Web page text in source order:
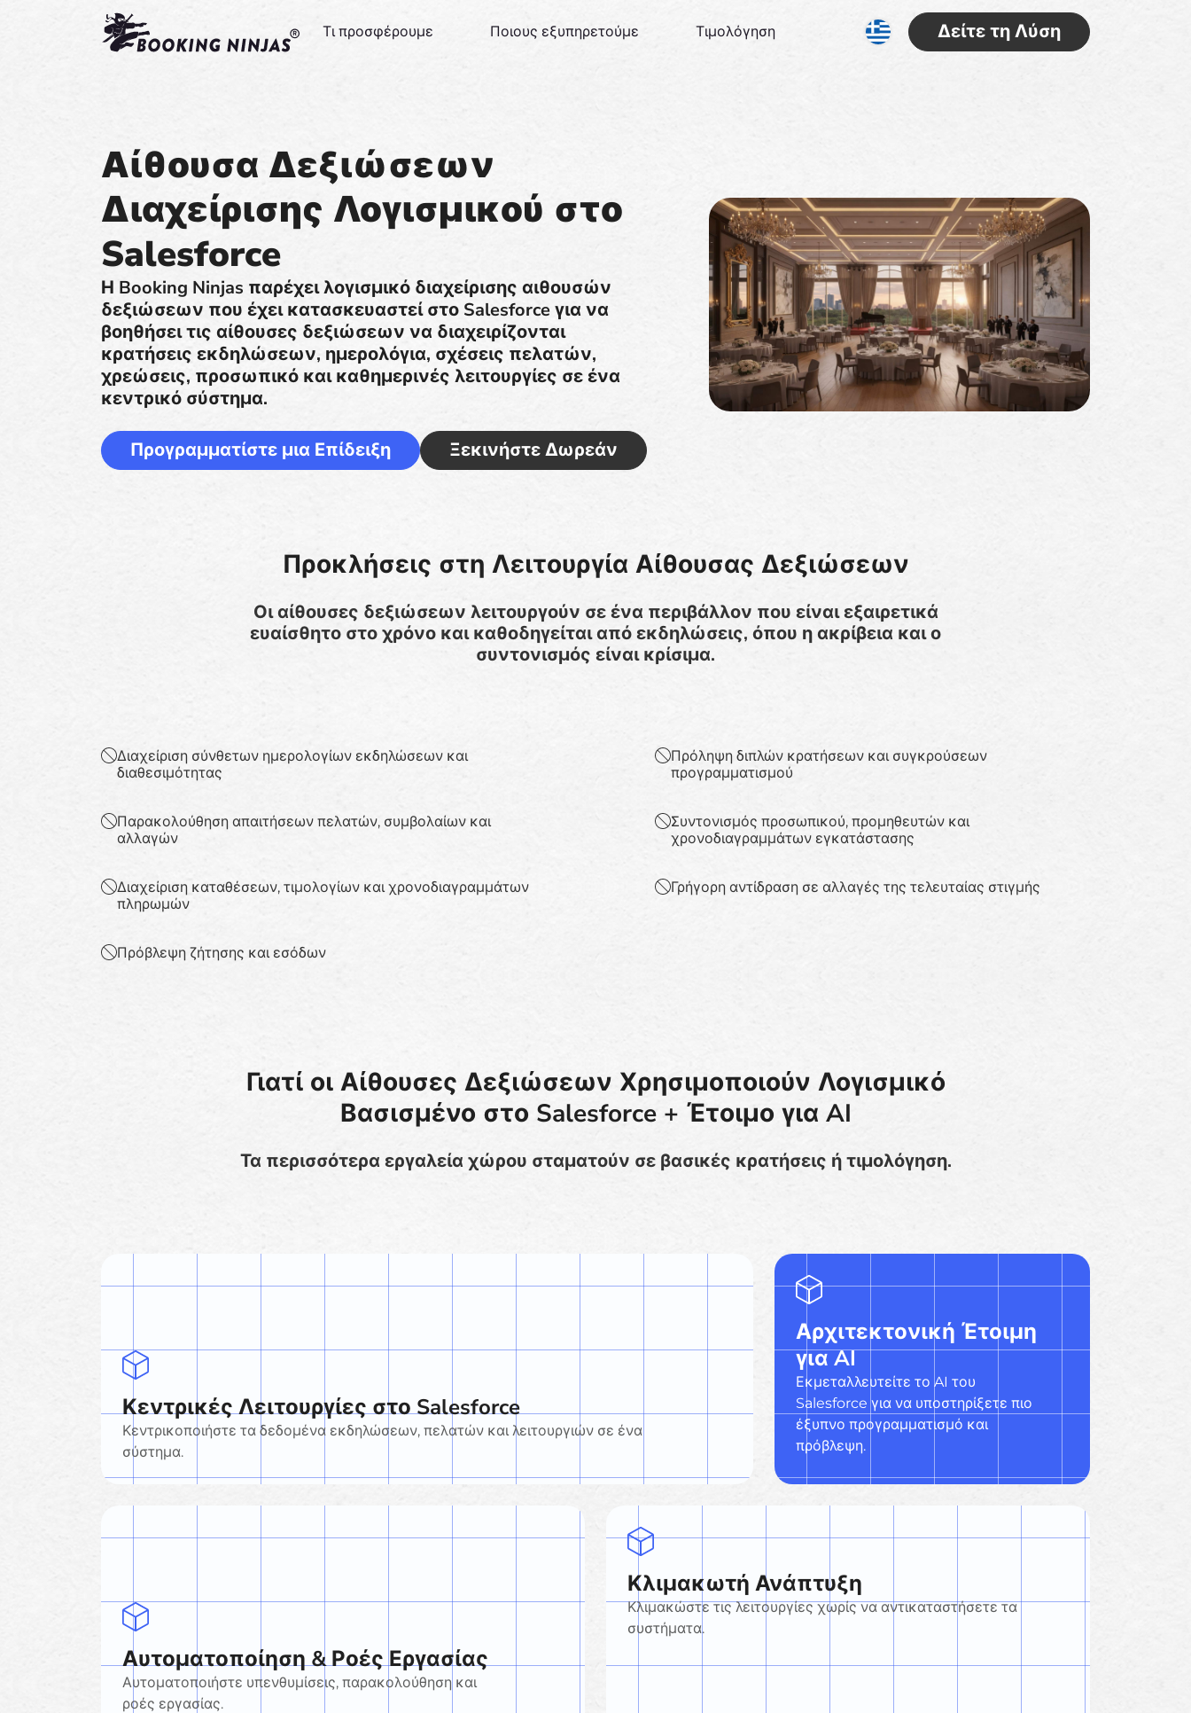
Δείτε τη Λύση
Τι προσφέρουμε Ποιους εξυπηρετούμε Τιμολόγηση
Αίθουσα Δεξιώσεων
Διαχείρισης Λογισμικού στο
Salesforce
Η Booking Ninjas παρέχει λογισμικό διαχείρισης αιθουσών
δεξιώσεων που έχει κατασκευαστεί στο Salesforce για να
βοηθήσει τις αίθουσες δεξιώσεων να διαχειρίζονται
κρατήσεις εκδηλώσεων, ημερολόγια, σχέσεις πελατών,
χρεώσεις, προσωπικό και καθημερινές λειτουργίες σε ένα
κεντρικό σύστημα.
Προγραμματίστε μια Επίδειξη Ξεκινήστε Δωρεάν
Προκλήσεις στη Λειτουργία Αίθουσας Δεξιώσεων
Οι αίθουσες δεξιώσεων λειτουργούν σε ένα περιβάλλον που είναι εξαιρετικά
ευαίσθητο στο χρόνο και καθοδηγείται από εκδηλώσεις, όπου η ακρίβεια και ο
συντονισμός είναι κρίσιμα.
Διαχείριση σύνθετων ημερολογίων εκδηλώσεων και
διαθεσιμότητας
Πρόληψη διπλών κρατήσεων και συγκρούσεων
προγραμματισμού
Παρακολούθηση απαιτήσεων πελατών, συμβολαίων και
αλλαγών
Συντονισμός προσωπικού, προμηθευτών και
χρονοδιαγραμμάτων εγκατάστασης
Διαχείριση καταθέσεων, τιμολογίων και χρονοδιαγραμμάτων
πληρωμών
Γρήγορη αντίδραση σε αλλαγές της τελευταίας στιγμής
Πρόβλεψη ζήτησης και εσόδων
Γιατί οι Αίθουσες Δεξιώσεων Χρησιμοποιούν Λογισμικό
Βασισμένο στο Salesforce + Έτοιμο για AI
Τα περισσότερα εργαλεία χώρου σταματούν σε βασικές κρατήσεις ή τιμολόγηση.
Κεντρικές Λειτουργίες στο Salesforce
Κεντρικοποιήστε τα δεδομένα εκδηλώσεων, πελατών και λειτουργιών σε ένα
σύστημα.
Αρχιτεκτονική Έτοιμη
για AI
Εκμεταλλευτείτε το AI του
Salesforce για να υποστηρίξετε πιο
έξυπνο προγραμματισμό και
πρόβλεψη.
Αυτοματοποίηση & Ροές Εργασίας
Αυτοματοποιήστε υπενθυμίσεις, παρακολούθηση και
ροές εργασίας.
Κλιμακωτή Ανάπτυξη
Κλιμακώστε τις λειτουργίες χωρίς να αντικαταστήσετε τα
συστήματα.